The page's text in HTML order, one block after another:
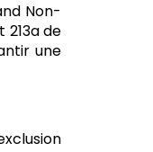
Non-
213a de
une